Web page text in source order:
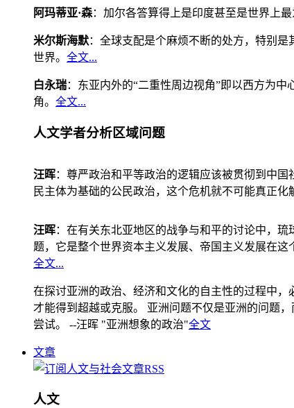
阿玛蒂亚·森：加尔各答算得上是印度甚至是世界上
米尔斯海默：全球支配是个麻烦不断的处方，特别
世界。 全文...
白永瑞：东亚内外的“二重性周边视角”即以西方为
角。 全文...
人文学者分析区域问题
汪晖：尊严政治和平等政治的逻辑应该被贯彻到中
民主体为基础的公民政治，这个危机就不可能真正化
汪晖：在有关东北亚地区的战争与和平的讨论中，
题，它是整个世界资本主义发展、帝国主义发展在这
全文...
在探讨亚洲的政治、经济和文化的自主性的过程中
才能得到超越或克服。 亚洲问题不仅是亚洲的问题
尝试。 --汪晖 "亚洲想象的政治"全文
文章
人文